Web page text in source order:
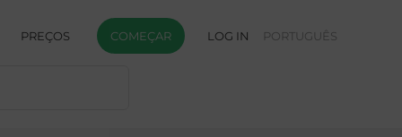
PREÇOS COMEÇAR LOG IN PORTUGUÊS